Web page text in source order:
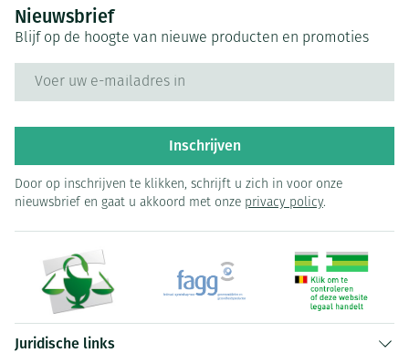
Nieuwsbrief
Blijf op de hoogte van nieuwe producten en promoties
Inschrijven
Door op inschrijven te klikken, schrijft u zich in voor onze
nieuwsbrief en gaat u akkoord met onze privacy policy.
Juridische links